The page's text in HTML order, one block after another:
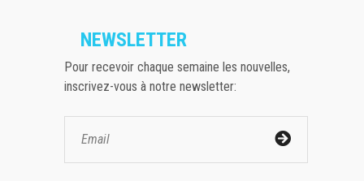
NEWSLETTER
Pour recevoir chaque semaine les nouvelles,
inscrivez-vous à notre newsletter: